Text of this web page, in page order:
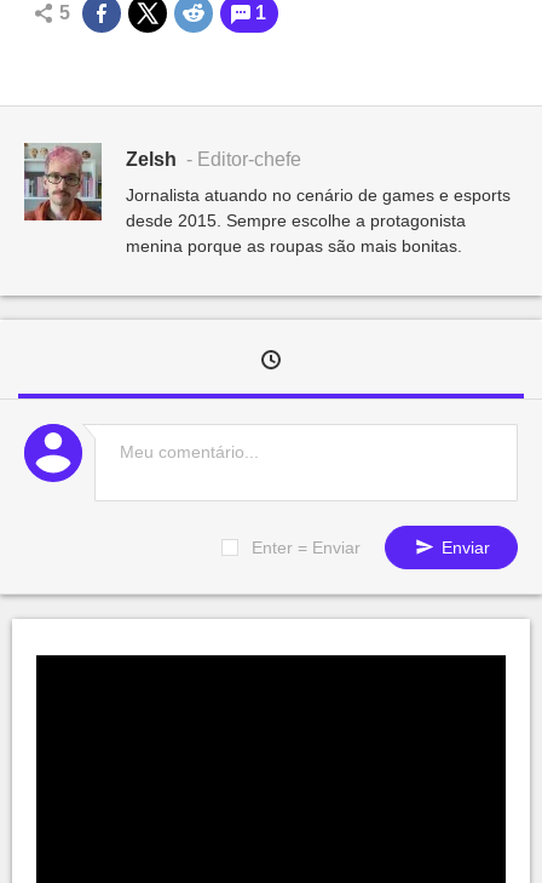
5 1
Zelsh - Editor-chefe
Jornalista atuando no cenário de games e esports
desde 2015. Sempre escolhe a protagonista
menina porque as roupas são mais bonitas.
Enter = Enviar Enviar